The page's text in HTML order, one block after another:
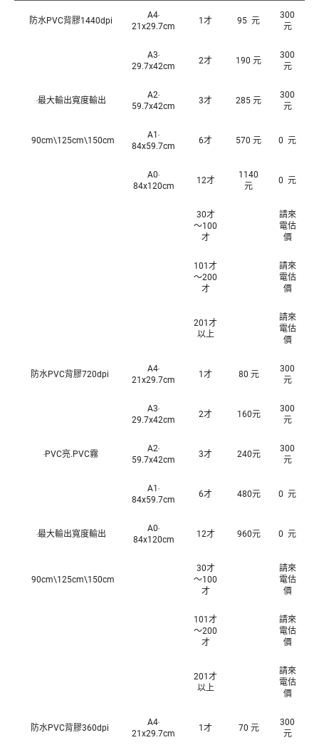
防水PVC背膠1440dpi
A4‧
21x29.7cm
1才 95 元
300
元
A3‧
29.7x42cm
2才 190 元
300
元
‧最大輸出寬度輸出
A2‧
59.7x42cm
3才 285 元
300
元
90cm\125cm\150cm
A1‧
84x59.7cm
6才 570 元 0 元
A0‧
84x120cm
12才
1140
元
0 元
30才
～100
才
請來
電估
價
101才
～200
才
請來
電估
價
201才
以上
請來
電估
價
防水PVC背膠720dpi
A4‧
21x29.7cm
1才 80 元
300
元
A3‧
29.7x42cm
2才 160元
300
元
‧PVC亮.PVC霧
A2‧
59.7x42cm
3才 240元
300
元
A1‧
84x59.7cm
6才 480元 0 元
‧最大輸出寬度輸出
A0‧
84x120cm
12才 960元 0 元
90cm\125cm\150cm
30才
～100
才
請來
電估
價
101才
～200
才
請來
電估
價
201才
以上
請來
電估
價
防水PVC背膠360dpi
A4‧
21x29.7cm
1才 70 元
300
元